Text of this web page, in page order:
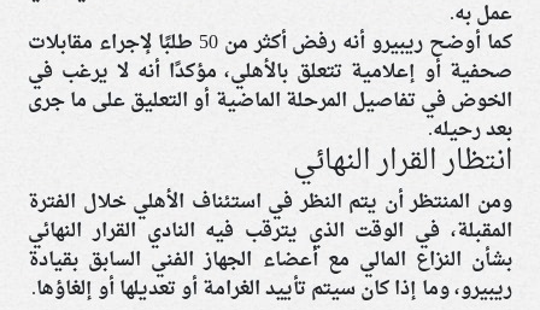
عمل به.
كما أوضح ريبيرو أنه رفض أكثر من 50 طلبًا لإجراء مقابلات
صحفية أو إعلامية تتعلق بالأهلي، مؤكدًا أنه لا يرغب في
الخوض في تفاصيل المرحلة الماضية أو التعليق على ما جرى
بعد رحيله.
انتظار القرار النهائي
ومن المنتظر أن يتم النظر في استئناف الأهلي خلال الفترة
المقبلة، في الوقت الذي يترقب فيه النادي القرار النهائي
بشأن النزاع المالي مع أعضاء الجهاز الفني السابق بقيادة
ريبيرو، وما إذا كان سيتم تأييد الغرامة أو تعديلها أو إلغاؤها.